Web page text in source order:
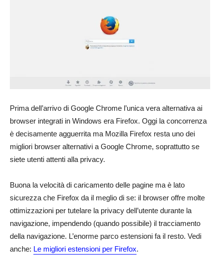
Prima dell’arrivo di Google Chrome l’unica vera alternativa ai
browser integrati in Windows era Firefox. Oggi la concorrenza
è decisamente agguerrita ma Mozilla Firefox resta uno dei
migliori browser alternativi a Google Chrome, soprattutto se
siete utenti attenti alla privacy.
Buona la velocità di caricamento delle pagine ma è lato
sicurezza che Firefox da il meglio di se: il browser offre molte
ottimizzazioni per tutelare la privacy dell’utente durante la
navigazione, impendendo (quando possibile) il tracciamento
della navigazione. L’enorme parco estensioni fa il resto. Vedi
anche: Le migliori estensioni per Firefox.